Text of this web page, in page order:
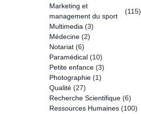
Marketing et
management du sport
(115)
Multimedia (3)
Médecine (2)
Notariat (6)
Paramédical (10)
Petite enfance (3)
Photographie (1)
Qualité (27)
Recherche Scientifique (6)
Ressources Humaines (100)